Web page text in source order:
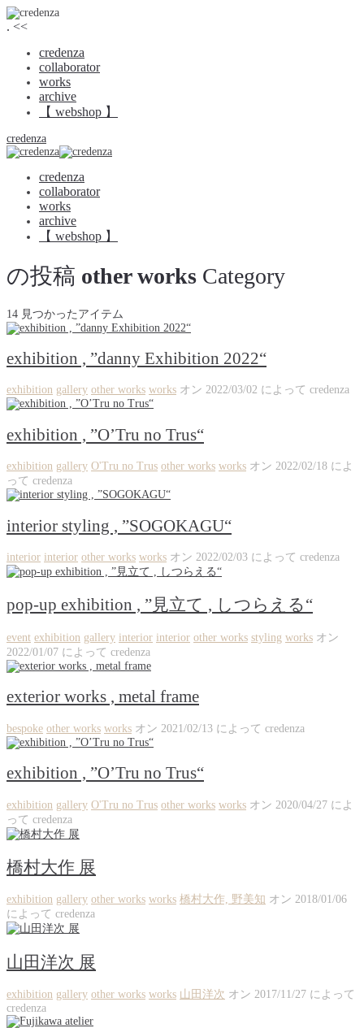
. <<
credenza
collaborator
works
archive
【 webshop 】
credenza
credenza
collaborator
works
archive
【 webshop 】
の投稿 other works Category
14 見つかったアイテム
exhibition , ”danny Exhibition 2022“
exhibition gallery other works works オン 2022/03/02 によって credenza
exhibition , ”O’Tru no Trus“
exhibition gallery O'Tru no Trus other works works オン 2022/02/18 によ
って credenza
interior styling , ”SOGOKAGU“
interior interior other works works オン 2022/02/03 によって credenza
pop-up exhibition , ”見立て , しつらえる“
event exhibition gallery interior interior other works styling works オン
2022/01/07 によって credenza
exterior works , metal frame
bespoke other works works オン 2021/02/13 によって credenza
exhibition , ”O’Tru no Trus“
exhibition gallery O'Tru no Trus other works works オン 2020/04/27 によ
って credenza
橋村大作 展
exhibition gallery other works works 橋村大作, 野美知 オン 2018/01/06
によって credenza
山田洋次 展
exhibition gallery other works works 山田洋次 オン 2017/11/27 によって
credenza